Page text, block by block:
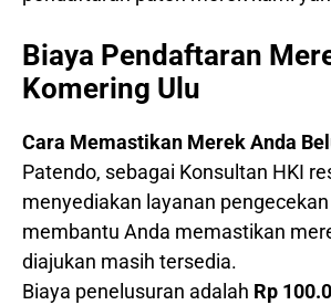
Biaya Pendaftaran
Komering Ulu
Cara Memastikan Merek Anda
Patendo, sebagai Konsultan HKI
menyediakan layanan
membantu Anda memastikan
diajukan masih tersedia.
Biaya penelusuran adalah Rp